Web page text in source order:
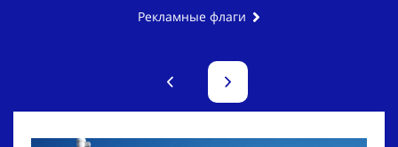
Рекламные флаги